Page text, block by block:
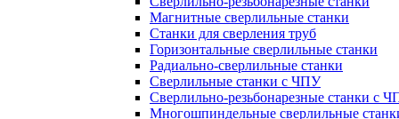
Магнитные сверлильные станки
Станки для сверления труб
Горизонтальные сверлильные станки
Радиально-сверлильные станки
Сверлильные станки с ЧПУ
Сверлильно-резьбонарезные станки с
Многошпиндельные сверлильные